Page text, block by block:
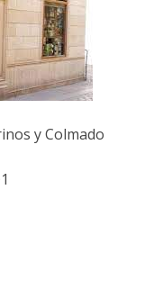
y Colmado